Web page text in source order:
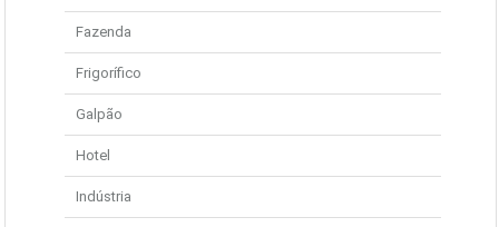
Fazenda
Frigorífico
Galpão
Hotel
Indústria